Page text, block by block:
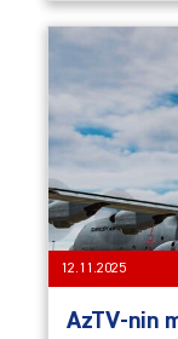
12.11.2025
AzTV-nin